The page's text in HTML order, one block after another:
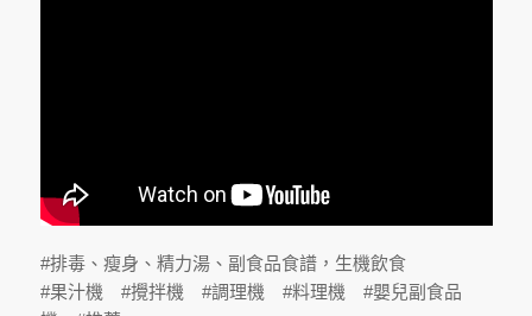
#排毒、瘦身、精力湯、副食品食譜，生機飲食
#果汁機 #攪拌機 #調理機 #料理機 #嬰兒副食品